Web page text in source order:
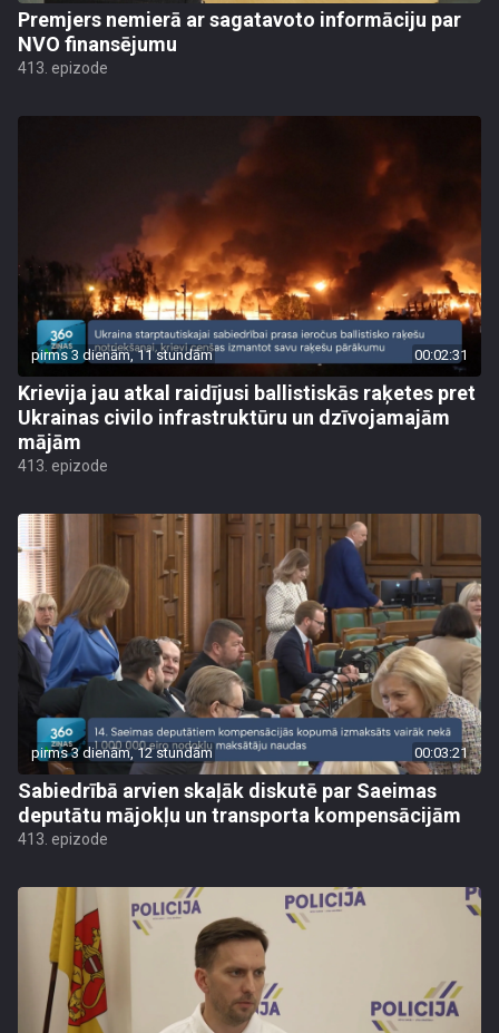
Premjers nemierā ar sagatavoto informāciju par
NVO finansējumu
413. epizode
pirms 3 dienām, 11 stundām 00:02:31
Krievija jau atkal raidījusi ballistiskās raķetes pret
Ukrainas civilo infrastruktūru un dzīvojamajām
mājām
413. epizode
pirms 3 dienām, 12 stundām 00:03:21
Sabiedrībā arvien skaļāk diskutē par Saeimas
deputātu mājokļu un transporta kompensācijām
413. epizode